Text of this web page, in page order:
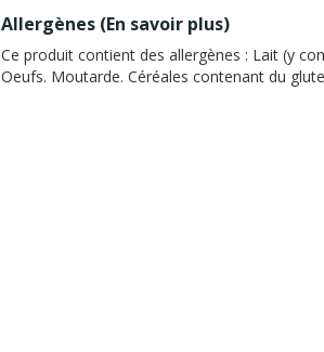
Allergènes (En savoir plus)
Ce produit contient des allergènes : Lait (y
Oeufs. Moutarde. Céréales contenant du